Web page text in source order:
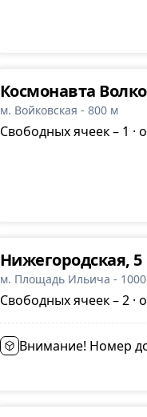
Космонавта
м. Войковская - 800 м
Свободных ячеек – 1 ·
Нижегородская, 5
м. Площадь Ильича -
Свободных ячеек – 2 ·
Внимание! Номер